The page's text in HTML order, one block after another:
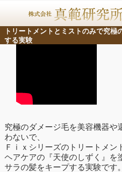
トリートメントとミストのみで究極
する実験
究極のダメージ毛を美容機器や
わないで、
Ｆｉｘシリーズのトリートメン
ヘアケアの『天使のしずく』を
サラの髪をキープする実験です。